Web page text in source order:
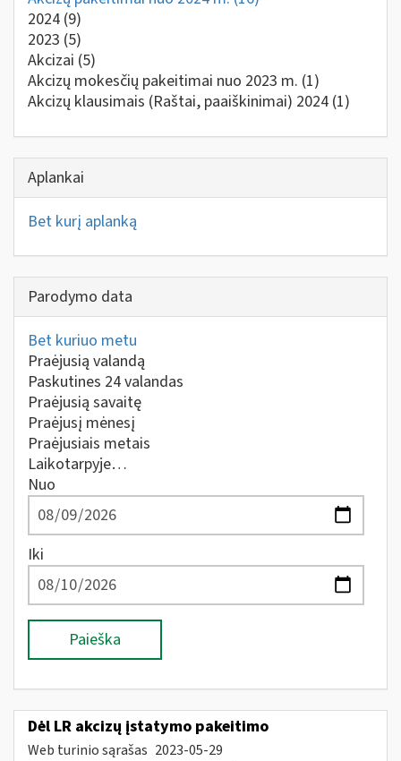
2024 (9)
2023 (5)
Akcizai (5)
Akcizų mokesčių pakeitimai nuo 2023 m. (1)
Akcizų klausimais (Raštai, paaiškinimai) 2024 (1)
Aplankai
Bet kurį aplanką
Parodymo data
Bet kuriuo metu
Praėjusią valandą
Paskutines 24 valandas
Praėjusią savaitę
Praėjusį mėnesį
Praėjusiais metais
Laikotarpyje…
Nuo
Iki
Paieška
Dėl LR akcizų įstatymo pakeitimo
Web turinio sąrašas 2023-05-29